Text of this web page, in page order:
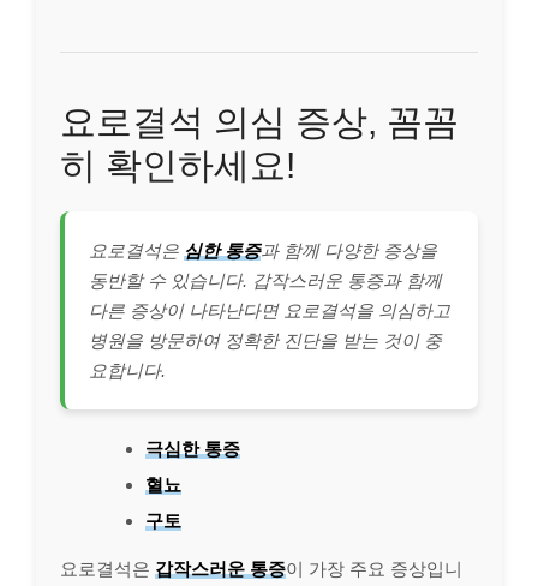
요로결석 의심 증상, 꼼꼼
히 확인하세요!
요로결석은 심한 통증과 함께 다양한 증상을
동반할 수 있습니다. 갑작스러운 통증과 함께
다른 증상이 나타난다면 요로결석을 의심하고
병원을 방문하여 정확한 진단을 받는 것이 중
요합니다.
극심한 통증
혈뇨
구토
요로결석은 갑작스러운 통증이 가장 주요 증상입니